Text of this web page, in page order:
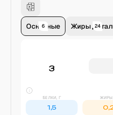
Основные
6 Жиры 24
3
БЕЛКИ, Г
1,5